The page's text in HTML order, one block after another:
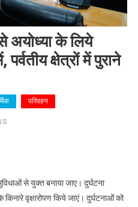
अयोध्या के लिये
क्षेत्रों में पुराने
परिवहन
से युक्त बनाया जाए। दुर्घटना
वृक्षारोपण किये जाएं। दुर्घटनाओं को